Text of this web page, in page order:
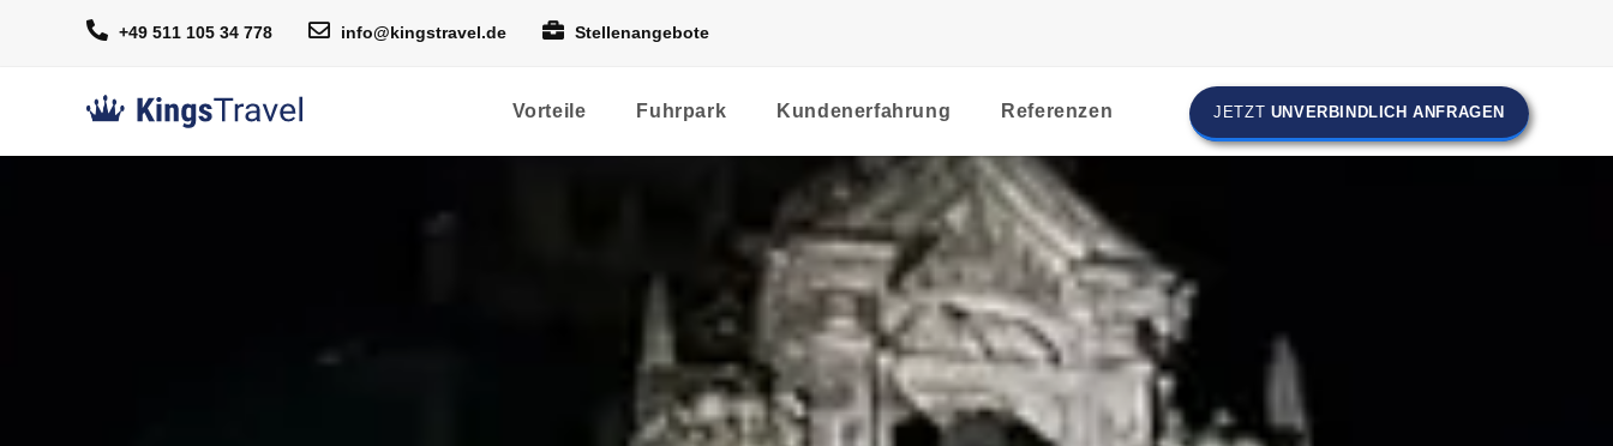
+49 511 105 34 778 info@kingstravel.de Stellenangebote
Vorteile Fuhrpark Kundenerfahrung Referenzen JETZT UNVERBINDLICH ANFRAGEN